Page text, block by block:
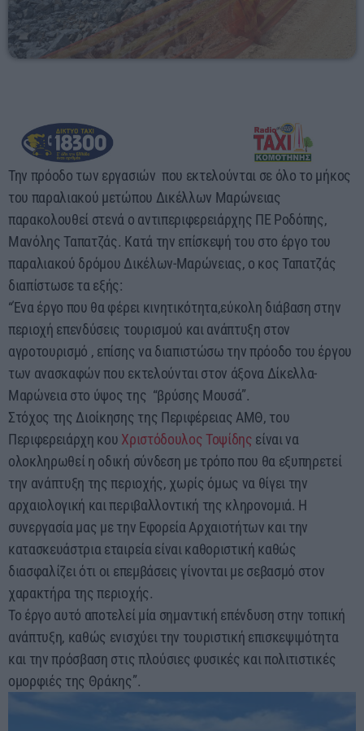
00:00 - 03:00
Την πρόοδο των εργασιών που εκτελούνται σε όλο το μήκος
του παραλιακού μετώπου Δικέλλων Μαρώνειας
παρακολουθεί στενά ο αντιπεριφερειάρχης ΠΕ Ροδόπης,
Μανόλης Ταπατζάς. Κατά την επίσκεψή του στο έργο του
παραλιακού δρόμου Δικέλων-Μαρώνειας, ο κος Ταπατζάς
διαπίστωσε τα εξής:
“Ένα έργο που θα φέρει κινητικότητα,εύκολη διάβαση στην
περιοχή επενδύσεις τουρισμού και ανάπτυξη στον
αγροτουρισμό , επίσης να διαπιστώσω την πρόοδο του έργου
των ανασκαφών που εκτελούνται στον άξονα Δίκελλα-
Μαρώνεια στο ύψος της “βρύσης Μουσά”.
Στόχος της Διοίκησης της Περιφέρειας ΑΜΘ, του
Περιφερειάρχη κου Χριστόδουλος Τοψίδης είναι να
ολοκληρωθεί η οδική σύνδεση με τρόπο που θα εξυπηρετεί
την ανάπτυξη της περιοχής, χωρίς όμως να θίγει την
αρχαιολογική και περιβαλλοντική της κληρονομιά. Η
συνεργασία μας με την Εφορεία Αρχαιοτήτων και την
κατασκευάστρια εταιρεία είναι καθοριστική καθώς
διασφαλίζει ότι οι επεμβάσεις γίνονται με σεβασμό στον
χαρακτήρα της περιοχής.
Το έργο αυτό αποτελεί μία σημαντική επένδυση στην τοπική
ανάπτυξη, καθώς ενισχύει την τουριστική επισκεψιμότητα
και την πρόσβαση στις πλούσιες φυσικές και πολιτιστικές
ομορφιές της Θράκης”.